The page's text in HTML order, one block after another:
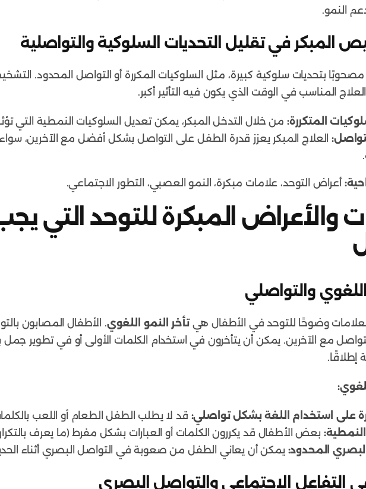
النمو.
المبكر في تقليل التحديات السلوكية والتواصلية
مصحوبًا بتحديات سلوكية كبيرة، مثل السلوكيات المكررة أو التواصل المحدود.
المناسب في الوقت الذي يكون فيه التأثير أكبر.
المتكررة: من خلال التدخل المبكر، يمكن تعديل السلوكيات النمطية التي
العلاج المبكر يعزز قدرة الطفل على التواصل بشكل أفضل مع الآخرين،
أعراض التوحد، علامات مبكرة، النمو العصبي، التطور الاجتماعي.
والأعراض المبكرة للتوحد التي
اللغوي والتواصلي
وضوحًا للتوحد في الأطفال هيتأخر النمو اللغوي. الأطفال المصابون
مع الآخرين. يمكن أن يتأخرون في استخدام الكلمات الأولى أو في تطوير
إطلاقًا.
على استخدام اللغة بشكل تواصلي: قد لا يطلب الطفل الطعام أو اللعب
النمطية: بعض الأطفال قد يكررون الكلمات أو العبارات بشكل مفرط (ما يعرف
المحدود: يمكن أن يعاني الطفل من صعوبة في التواصل البصري أثناء
التفاعل الاجتماعي والتواصل البصري